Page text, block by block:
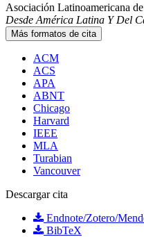
Asociación Latinoamericana
Desde América Latina Y Del
Más formatos de cita
ACM
ACS
APA
ABNT
Chicago
Harvard
IEEE
MLA
Turabian
Vancouver
Descargar cita
Endnote/Zotero/
BibTeX